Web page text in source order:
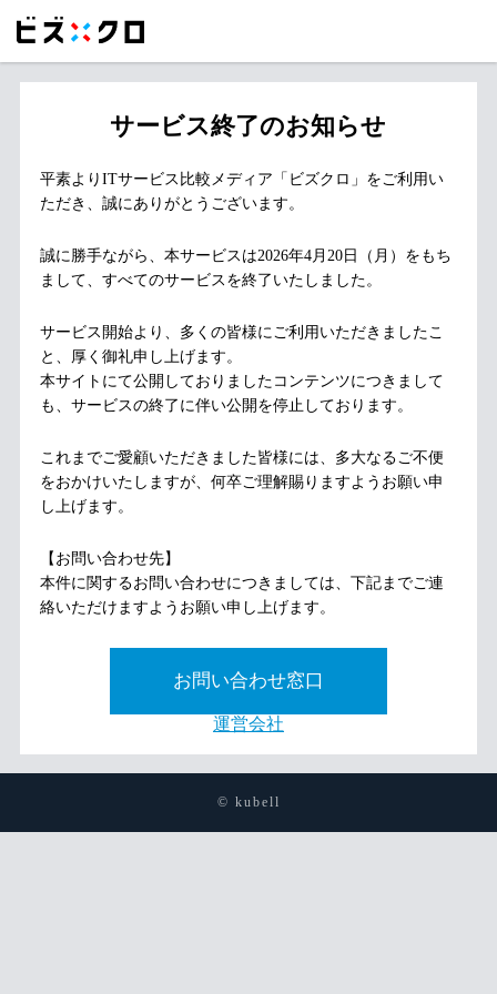
サービス終了のお知らせ
平素よりITサービス比較メディア「ビズクロ」をご利用い
ただき、誠にありがとうございます。
誠に勝手ながら、本サービスは2026年4月20日（月）をもち
まして、すべてのサービスを終了いたしました。
サービス開始より、多くの皆様にご利用いただきましたこ
と、厚く御礼申し上げます。
本サイトにて公開しておりましたコンテンツにつきまして
も、サービスの終了に伴い公開を停止しております。
これまでご愛顧いただきました皆様には、多大なるご不便
をおかけいたしますが、何卒ご理解賜りますようお願い申
し上げます。
【お問い合わせ先】
本件に関するお問い合わせにつきましては、下記までご連
絡いただけますようお願い申し上げます。
お問い合わせ窓口
運営会社
© kubell